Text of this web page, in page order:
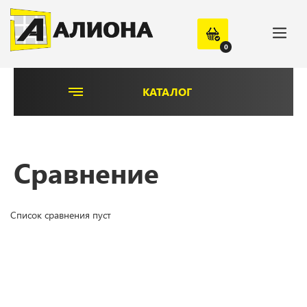
0
КАТАЛОГ
Сравнение
Список сравнения пуст